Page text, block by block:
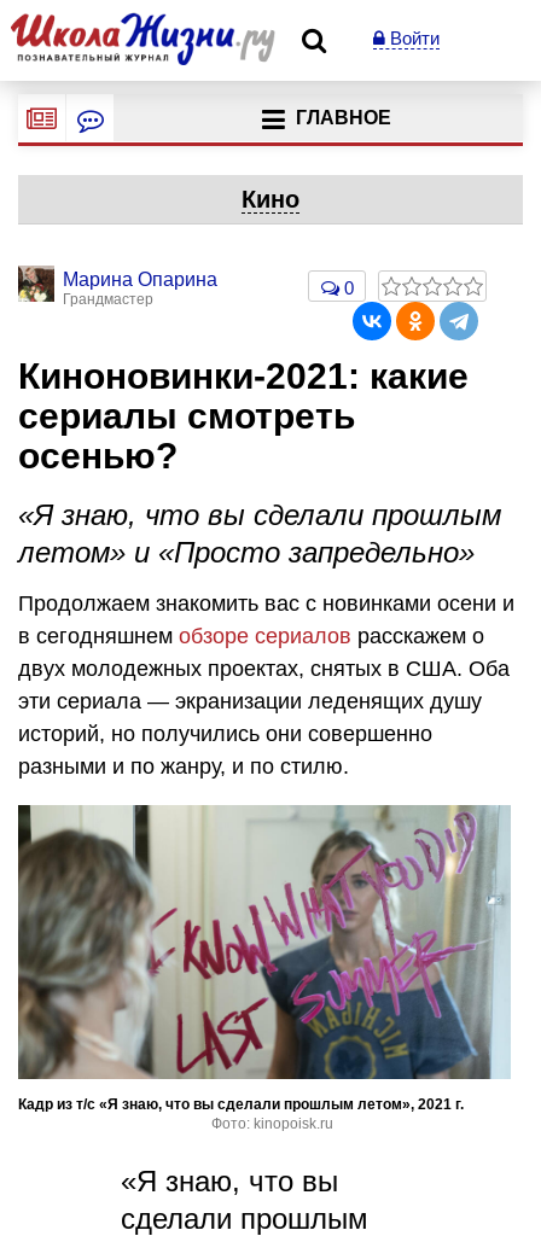
Войти
ГЛАВНОЕ
Кино
Марина Опарина
Грандмастер
0
Киноновинки-2021: какие
сериалы смотреть
осенью?
«Я знаю, что вы сделали прошлым
летом» и «Просто запредельно»
Продолжаем знакомить вас с новинками осени и
в сегодняшнем обзоре сериалов расскажем о
двух молодежных проектах, снятых в США. Оба
эти сериала — экранизации леденящих душу
историй, но получились они совершенно
разными и по жанру, и по стилю.
Кадр из т/с «Я знаю, что вы сделали прошлым летом», 2021 г.
Фото: kinopoisk.ru
«Я знаю, что вы
сделали прошлым